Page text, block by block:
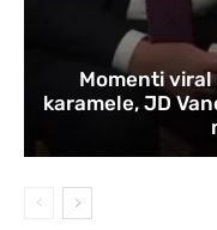
Momenti
karamele, JD